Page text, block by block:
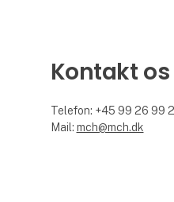
Kontakt os
Telefon: +45 99 26 99
Mail: mch@mch.dk